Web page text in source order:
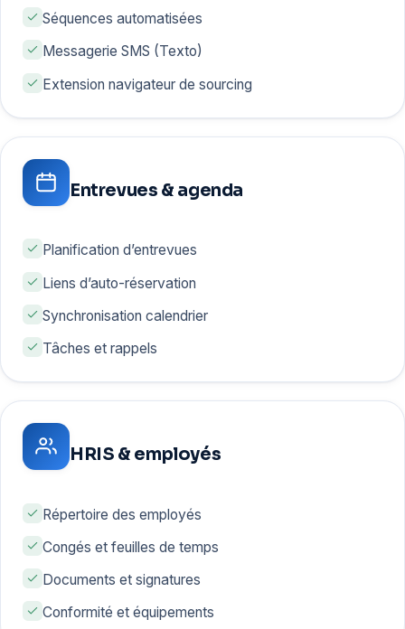
Séquences automatisées
Messagerie SMS (Texto)
Extension navigateur de sourcing
Entrevues & agenda
Planification d’entrevues
Liens d’auto-réservation
Synchronisation calendrier
Tâches et rappels
HRIS & employés
Répertoire des employés
Congés et feuilles de temps
Documents et signatures
Conformité et équipements